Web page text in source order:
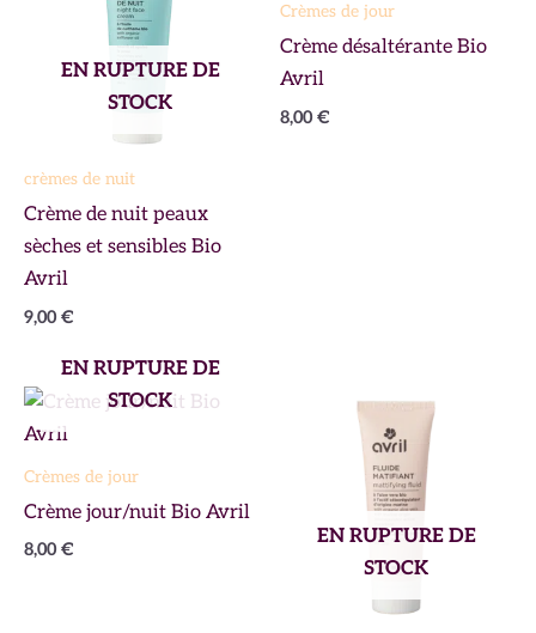
EN RUPTURE DE
STOCK
crèmes de nuit
Crème de nuit peaux
sèches et sensibles Bio
Avril
9,00 €
Crèmes de jour
Crème désaltérante Bio
Avril
8,00 €
EN RUPTURE DE
STOCK
Crèmes de jour
Crème jour/nuit Bio Avril
8,00 €
EN RUPTURE DE
STOCK